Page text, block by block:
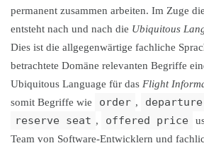
permanent zusammen arbeiten. Im Zuge
entsteht nach und nach die Ubiquitous
Dies ist die allgegenwärtige fachliche
betrachtete Domäne relevanten Begriffe
Ubiquitous Language für das Flight
somit Begriffe wie
order ,
reserve seat , offered price
Team von Software-Entwicklern und